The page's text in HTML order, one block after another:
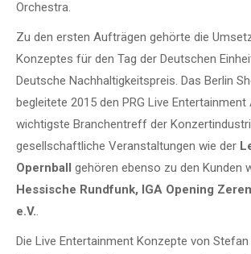
Orchestra.
Zu den ersten Aufträgen gehörte die
Konzeptes für den Tag der Deutschen
Deutsche Nachhaltigkeitspreis. Das Berlin
begleitete 2015 den PRG Live Entertainment
wichtigste Branchentreff der
gesellschaftliche Veranstaltungen wie der
Opernball gehören ebenso zu den Kunden
Hessische Rundfunk, IGA Opening
e.V..
Die Live Entertainment Konzepte von